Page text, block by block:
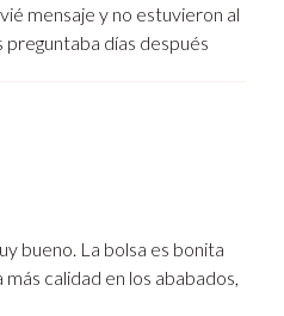
mensaje y no estuvieron al
días después
bueno. La bolsa es bonita
calidad en los ababados,